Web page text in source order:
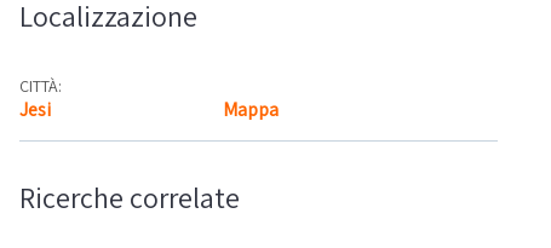
Localizzazione
CITTÀ:
Jesi Mappa
Ricerche correlate